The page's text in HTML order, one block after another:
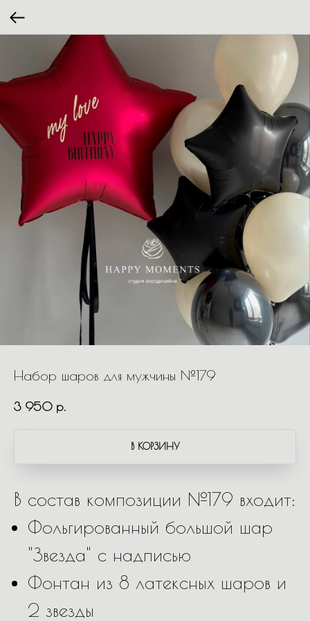
Набор шаров для мужчины №179
3 950 р.
В КОРЗИНУ
В состав композиции №179 входит:
Фольгированный большой шар
"Звезда" с надписью
Фонтан из 8 латексных шаров и
2 звезды